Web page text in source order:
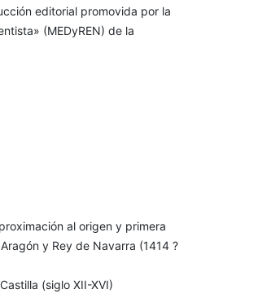
editorial promovida por la
(MEDyREN) de la
al origen y primera
y Rey de Navarra (1414 ?
(siglo XII-XVI)